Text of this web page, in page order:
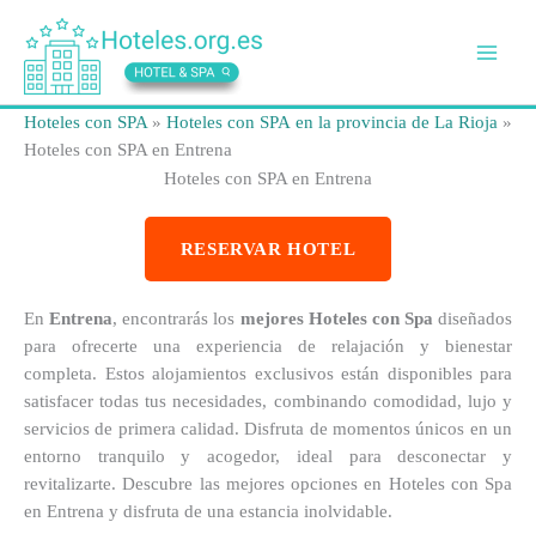
contenido
Hoteles con SPA »Hoteles con SPA en la provincia de La Rioja »
Hoteles con SPA en Entrena
Hoteles con SPA en Entrena
RESERVAR HOTEL
EnEntrena, encontrarás los mejores Hoteles con Spa diseñados
para ofrecerte una experiencia de relajación y bienestar
completa. Estos alojamientos exclusivos están disponibles para
satisfacer todas tus necesidades, combinando comodidad, lujo y
servicios de primera calidad. Disfruta de momentos únicos en un
entorno tranquilo y acogedor, ideal para desconectar y
revitalizarte. Descubre las mejores opciones en Hoteles con Spa
en Entrena y disfruta de una estancia inolvidable.